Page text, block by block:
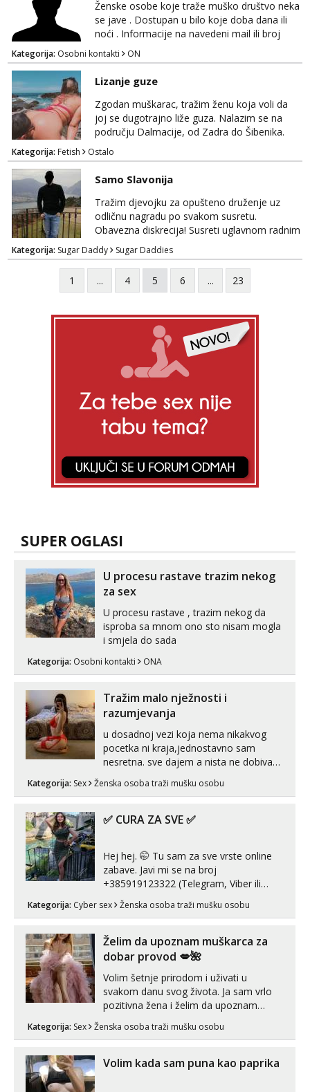
NE POZIVI ,❌️ NE SEXCAM, ❌️NE
SEXCHATTING🚫...
Ženske osobe koje traže muško društvo neka
se jave . Dostupan u bilo koje doba dana ili
noći . Informacije na navedeni mail ili broj
mobitela.
Kategorija: Osobni kontakti ON
Lizanje guze
Zgodan muškarac, tražim ženu koja voli da
joj se dugotrajno liže guza. Nalazim se na
području Dalmacije, od Zadra do Šibenika.
Kategorija: Fetish Ostalo
Samo Slavonija
Tražim djevojku za opušteno druženje uz
odličnu nagradu po svakom susretu.
Obavezna diskrecija! Susreti uglavnom radnim
danima tijekom dana ali nije uvjet. Samo
Slavonija. osmarios984@gmail.com
Kategorija: Sugar Daddy Sugar Daddies
1 ... 4 5 6 ... 23
SUPER OGLASI
U procesu rastave trazim nekog
za sex
U procesu rastave , trazim nekog da
isproba sa mnom ono sto nisam mogla
i smjela do sada
Kategorija: Osobni kontakti ONA
Tražim malo nježnosti i
razumjevanja
u dosadnoj vezi koja nema nikakvog
pocetka ni kraja,jednostavno sam
nesretna. sve dajem a nista ne dobivam
zadovoljiti moje potrebe,ne trazim puno
volim njezan seks i njezne poljupce po
Kategorija: Sex Ženska osoba traži mušku osobu
✅ CURA ZA SVE ✅
Hej hej. 🤭 Tu sam za sve vrste online
zabave. Javi mi se na broj
+385919123322 (Telegram, Viber ili
Whatsapp). 🤙 NE javljaj se na uzivo.
Hvala.
Kategorija: Cyber sex Ženska osoba traži mušku osobu
Želim da upoznam muškarca za
dobar provod 💋🌺
Volim šetnje prirodom i uživati u
svakom danu svog života. Ja sam vrlo
pozitivna žena i želim da upoznam
može i nešto više.💋🌺 Klikni na link
Kategorija: Sex Ženska osoba traži mušku osobu
Volim kada sam puna kao paprika